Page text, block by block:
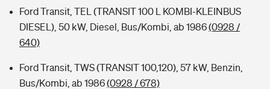
Ford Transit, TEL (TRANSIT 100 L KOMBI-KLEINBUS
DIESEL), 50 kW, Diesel, Bus/Kombi, ab 1986(0928 /
640)
Ford Transit, TWS (TRANSIT 100,120), 57 kW, Benzin,
Bus/Kombi, ab 1986(0928 / 678)